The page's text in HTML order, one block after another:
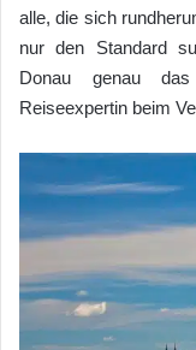
alle, die sich
nur den Standard
Donau genau
Reiseexpertin beim